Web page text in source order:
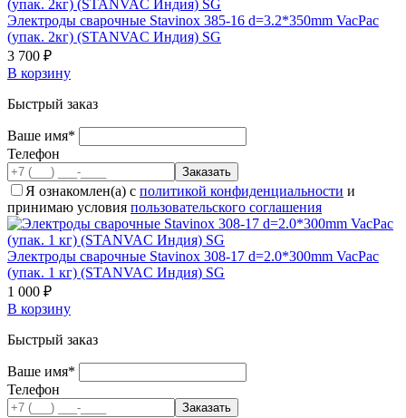
Электроды сварочные Stavinox 385-16 d=3.2*350mm VacPac
(упак. 2кг) (STANVAC Индия) SG
3 700 ₽
В корзину
Быстрый заказ
Ваше имя*
Телефон
Я ознакомлен(а) с политикой конфиденциальности и
принимаю условия пользовательского соглашения
Электроды сварочные Stavinox 308-17 d=2.0*300mm VacPac
(упак. 1 кг) (STANVAC Индия) SG
1 000 ₽
В корзину
Быстрый заказ
Ваше имя*
Телефон